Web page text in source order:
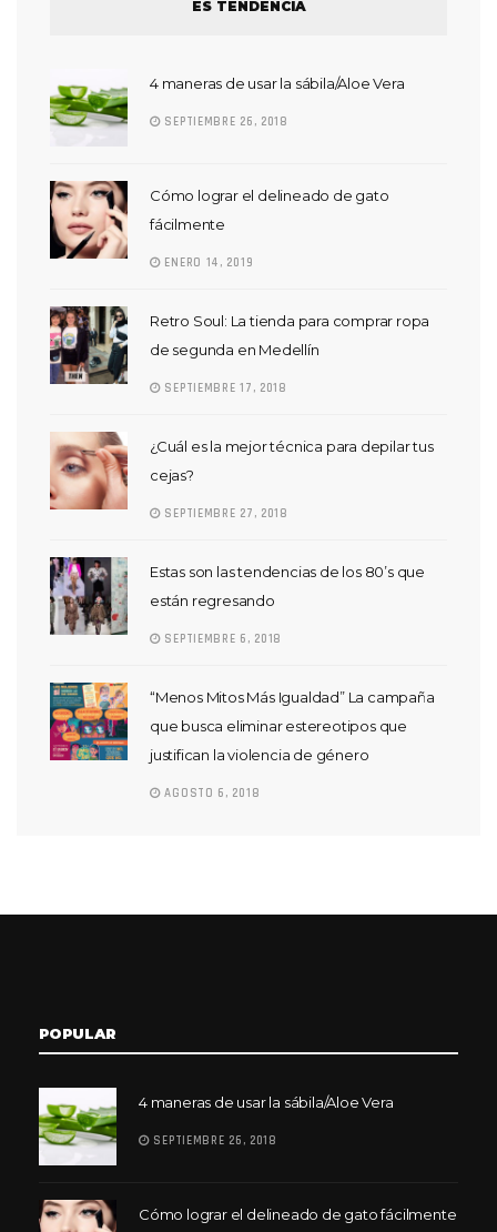
ES TENDENCIA
4 maneras de usar la sábila/Aloe Vera
SEPTIEMBRE 26, 2018
Cómo lograr el delineado de gato
fácilmente
ENERO 14, 2019
Retro Soul: La tienda para comprar ropa
de segunda en Medellín
SEPTIEMBRE 17, 2018
¿Cuál es la mejor técnica para depilar tus
cejas?
SEPTIEMBRE 27, 2018
Estas son las tendencias de los 80’s que
están regresando
SEPTIEMBRE 6, 2018
“Menos Mitos Más Igualdad” La campaña
que busca eliminar estereotipos que
justifican la violencia de género
AGOSTO 6, 2018
POPULAR
4 maneras de usar la sábila/Aloe Vera
SEPTIEMBRE 26, 2018
Cómo lograr el delineado de gato fácilmente